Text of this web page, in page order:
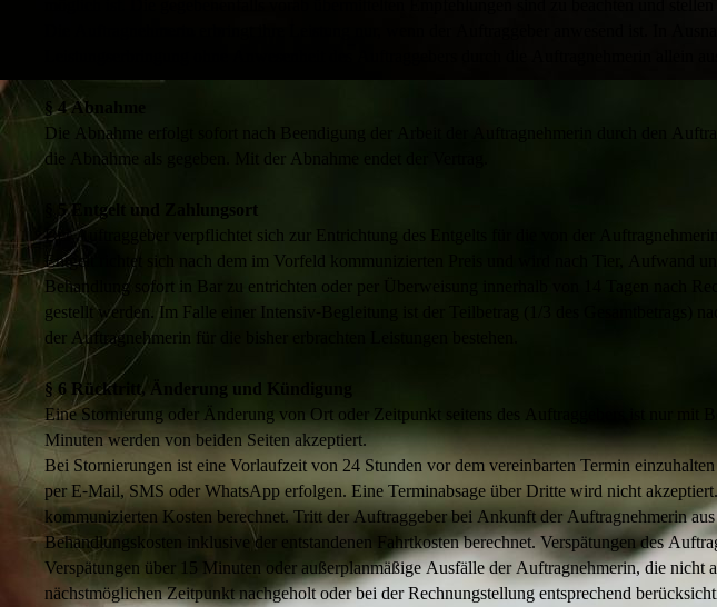
Die Auftragnehmerin erbringt ihre Leistung nur, wenn der Auftraggeber anwesend ist. In
§ 4 Abnahme
Die Abnahme erfolgt sofort nach Beendigung der Arbeit der Auftragnehmerin durch den
die Abnahme als gegeben. Mit der Abnahme endet der Vertrag.
§ 5 Entgelt und Zahlungsort
Der Auftraggeber verpflichtet sich zur Entrichtung des Entgelts für die von der
Entgelt richtet sich nach dem im Vorfeld kommunizierten Preis und wird nach Tier, Aufwand
Behandlung sofort in Bar zu entrichten oder per Überweisung innerhalb von 14 Tagen nach
gestellt werden. Im Falle einer Intensiv-Begleitung ist der Teilbetrag (1/3 des Gesamtbetrags)
der Auftragnehmerin für die bisher erbrachten Leistungen bestehen.
§ 6 Rücktritt, Änderung und Kündigung
Eine Stornierung oder Änderung von Ort oder Zeitpunkt seitens des Auftraggebers ist nur mit
Minuten werden von beiden Seiten akzeptiert.
Bei Stornierungen ist eine Vorlaufzeit von 24 Stunden vor dem vereinbarten Termin
per E-Mail, SMS oder WhatsApp erfolgen. Eine Terminabsage über Dritte wird nicht
kommunizierten Kosten berechnet. Tritt der Auftraggeber bei Ankunft der Auftragnehmerin
Behandlungskosten inklusive der entstandenen Fahrtkosten berechnet.Verspätungen des
Verspätungen über 15 Minuten oder außerplanmäßige Ausfälle der Auftragnehmerin, die
nächstmöglichen Zeitpunkt nachgeholt oder bei der Rechnungstellung entsprechend